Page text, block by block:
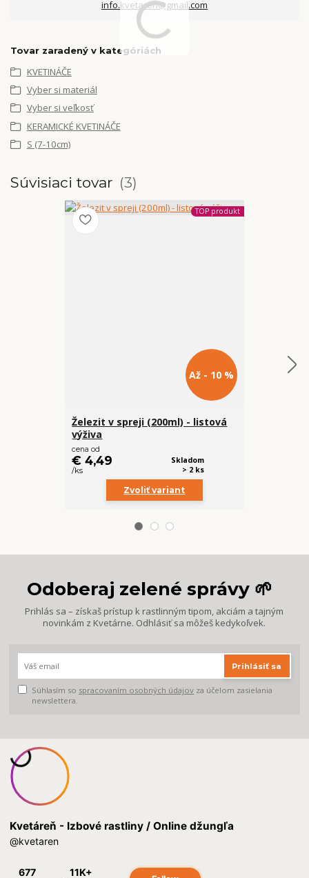
info.kvetaren@gmail.com
Tovar zaradený v kategóriách
KVETINÁČE
Vyber si materiál
Vyber si veľkosť
KERAMICKÉ KVETINÁČE
S (7-10cm)
Súvisiaci tovar 3
TOP produkt
Až - 10 %
Železit v spreji (200ml) - listová
výživa
cena od
€ 4,49
/ks
Skladom
> 2 ks
Zvoliť variant
Odoberaj zelené správy 🌱
Prihlás sa – získaš prístup k rastlinným tipom, akciám a tajným
novinkám z Kvetárne. Odhlásiť sa môžeš kedykoľvek.
Prihlásiť sa
Súhlasím so spracovaním osobných údajov za účelom zasielania
newslettera.